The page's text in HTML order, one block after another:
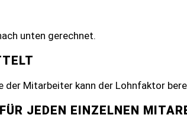
unten gerechnet.
Mitarbeiter kann der Lohnfaktor
JEDEN EINZELNEN